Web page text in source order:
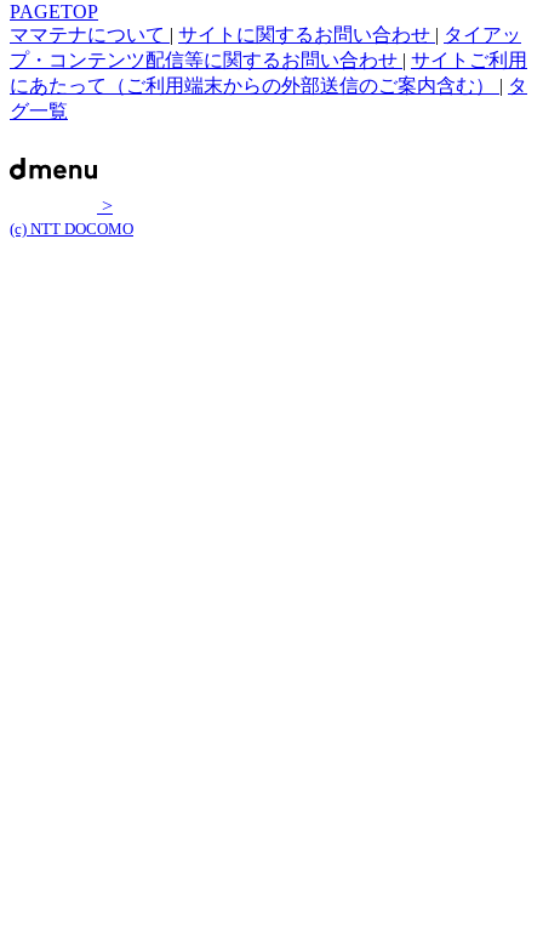
PAGETOP
ママテナについて | サイトに関するお問い合わせ | タイアッ
プ・コンテンツ配信等に関するお問い合わせ | サイトご利用
にあたって（ご利用端末からの外部送信のご案内含む） | タ
グ一覧
>
(c) NTT DOCOMO